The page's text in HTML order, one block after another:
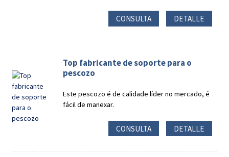
CONSULTA DETALLE
Top fabricante de soporte para o
pescozo
Este pescozo é de calidade líder no mercado, é
fácil de manexar.
CONSULTA DETALLE